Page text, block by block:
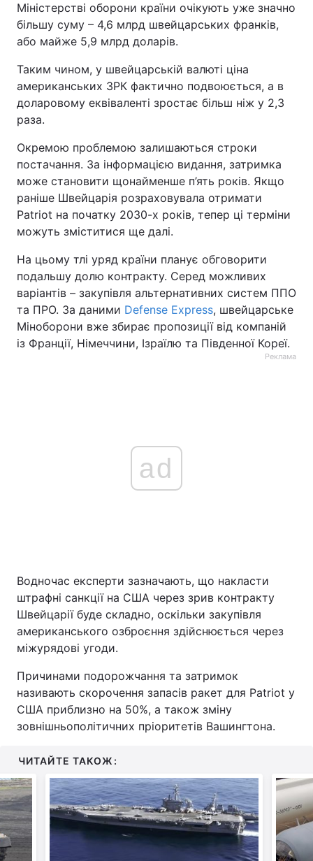
Міністерстві оборони країни очікують уже значно
більшу суму – 4,6 млрд швейцарських франків,
або майже 5,9 млрд доларів.
Таким чином, у швейцарській валюті ціна
американських ЗРК фактично подвоюється, а в
доларовому еквіваленті зростає більш ніж у 2,3
раза.
Окремою проблемою залишаються строки
постачання. За інформацією видання, затримка
може становити щонайменше п’ять років. Якщо
раніше Швейцарія розраховувала отримати
Patriot на початку 2030-х років, тепер ці терміни
можуть зміститися ще далі.
На цьому тлі уряд країни планує обговорити
подальшу долю контракту. Серед можливих
варіантів – закупівля альтернативних систем ППО
та ПРО. За даними Defense Express, швейцарське
Міноборони вже збирає пропозиції від компаній
із Франції, Німеччини, Ізраїлю та Південної Кореї.
Реклама
ad
Водночас експерти зазначають, що накласти
штрафні санкції на США через зрив контракту
Швейцарії буде складно, оскільки закупівля
американського озброєння здійснюється через
міжурядові угоди.
Причинами подорожчання та затримок
називають скорочення запасів ракет для Patriot у
США приблизно на 50%, а також зміну
зовнішньополітичних пріоритетів Вашингтона.
ЧИТАЙТЕ ТАКОЖ: